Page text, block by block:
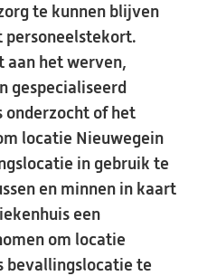
te kunnen blijven
personeelstekort.
aan het werven,
gespecialiseerd
onderzocht of het
locatie Nieuwegein
in gebruik te
en minnen in kaart
een
om locatie
bevallingslocatie te